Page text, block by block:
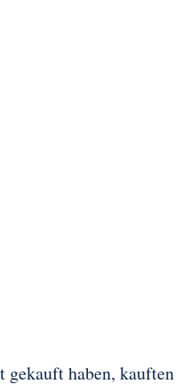
gekauft haben, kauften